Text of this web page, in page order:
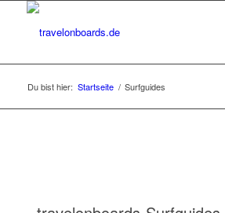
Du bist hier: Startseite / Surfguides